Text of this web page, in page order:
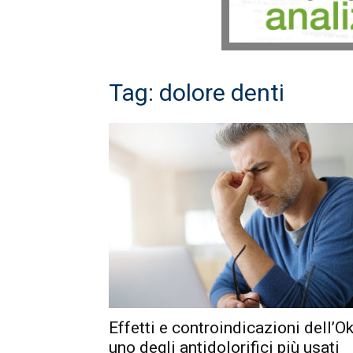
Tag: dolore denti
Effetti e controindicazioni
uno degli antidolorifici più usati